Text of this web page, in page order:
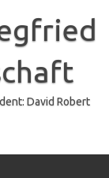
David Robert